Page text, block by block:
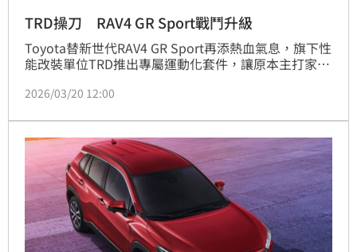
TRD操刀 RAV4 GR Sport戰鬥升級
Toyota替新世代RAV4 GR Sport再添熱血氣息，旗下性
能改裝單位TRD推出專屬運動化套件，讓原本主打家庭
本體，但整體外型的侵略感明顯升級，走在路上氣勢差
2026/03/20 12:00